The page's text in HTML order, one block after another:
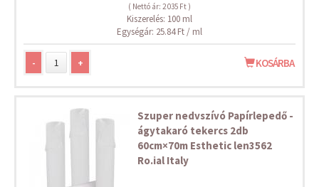
( Nettó ár: 2 035 Ft )
Kiszerelés: 100 ml
Egységár: 25.84 Ft / ml
- + KOSÁRBA
Szuper nedvszívó Papírlepedő -
ágytakaró tekercs 2db
60cm×70m Esthetic len3562
Ro.ial Italy